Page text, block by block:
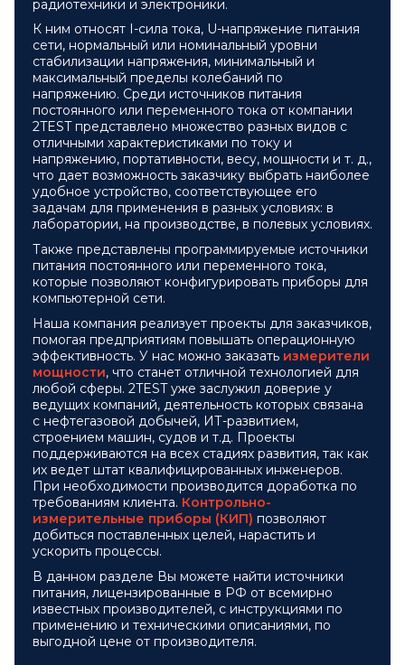
радиотехники и электроники.
К ним относят I-сила тока, U-напряжение питания
сети, нормальный или номинальный уровни
стабилизации напряжения, минимальный и
максимальный пределы колебаний по
напряжению. Среди источников питания
постоянного или переменного тока от компании
2TEST представлено множество разных видов с
отличными характеристиками по току и
напряжению, портативности, весу, мощности и т. д.,
что дает возможность заказчику выбрать наиболее
удобное устройство, соответствующее его
задачам для применения в разных условиях: в
лаборатории, на производстве, в полевых условиях.
Также представлены программируемые источники
питания постоянного или переменного тока,
которые позволяют конфигурировать приборы для
компьютерной сети.
Наша компания реализует проекты для заказчиков,
помогая предприятиям повышать операционную
эффективность. У нас можно заказать измерители
мощности, что станет отличной технологией для
любой сферы. 2TEST уже заслужил доверие у
ведущих компаний, деятельность которых связана
с нефтегазовой добычей, ИТ-развитием,
строением машин, судов и т.д. Проекты
поддерживаются на всех стадиях развития, так как
их ведет штат квалифицированных инженеров.
При необходимости производится доработка по
требованиям клиента. Контрольно-
измерительные приборы (КИП) позволяют
добиться поставленных целей, нарастить и
ускорить процессы.
В данном разделе Вы можете найти источники
питания, лицензированные в РФ от всемирно
известных производителей, с инструкциями по
применению и техническими описаниями, по
выгодной цене от производителя.